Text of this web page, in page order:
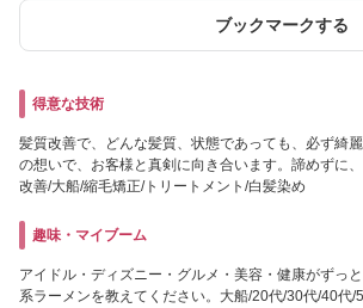
ブックマークする
得意な技術
髪質改善で、どんな髪質、状態であっても、必ず綺
の想いで、お客様と真剣に向き合います。諦めずに
改善/大船/縮毛矯正/トリートメント/白髪染め
趣味・マイブーム
アイドル・ディズニー・グルメ・美容・健康がずっ
系ラーメンを教えてください。大船/20代/30代/40代/